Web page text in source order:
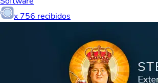
x 756 recibidos